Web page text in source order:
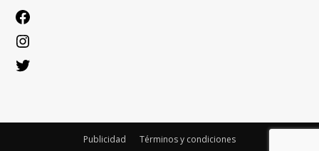
Publicidad Términos y condiciones